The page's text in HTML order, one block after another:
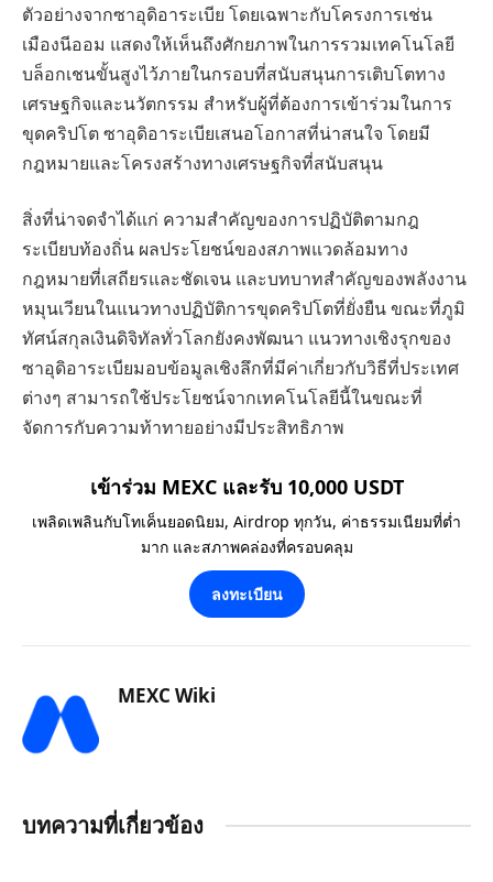
ตัวอย่างจากซาอุดิอาระเบีย โดยเฉพาะกับโครงการเช่น
เมืองนีออม แสดงให้เห็นถึงศักยภาพในการรวมเทคโนโลยี
บล็อกเชนขั้นสูงไว้ภายในกรอบที่สนับสนุนการเติบโตทาง
เศรษฐกิจและนวัตกรรม สำหรับผู้ที่ต้องการเข้าร่วมในการ
ขุดคริปโต ซาอุดิอาระเบียเสนอโอกาสที่น่าสนใจ โดยมี
กฎหมายและโครงสร้างทางเศรษฐกิจที่สนับสนุน
สิ่งที่น่าจดจำได้แก่ ความสำคัญของการปฏิบัติตามกฎ
ระเบียบท้องถิ่น ผลประโยชน์ของสภาพแวดล้อมทาง
กฎหมายที่เสถียรและชัดเจน และบทบาทสำคัญของพลังงาน
หมุนเวียนในแนวทางปฏิบัติการขุดคริปโตที่ยั่งยืน ขณะที่ภูมิ
ทัศน์สกุลเงินดิจิทัลทั่วโลกยังคงพัฒนา แนวทางเชิงรุกของ
ซาอุดิอาระเบียมอบข้อมูลเชิงลึกที่มีค่าเกี่ยวกับวิธีที่ประเทศ
ต่างๆ สามารถใช้ประโยชน์จากเทคโนโลยีนี้ในขณะที่
จัดการกับความท้าทายอย่างมีประสิทธิภาพ
เข้าร่วม MEXC และรับ 10,000 USDT
เพลิดเพลินกับโทเค็นยอดนิยม, Airdrop ทุกวัน, ค่าธรรมเนียมที่ต่ำ
มาก และสภาพคล่องที่ครอบคลุม
ลงทะเบียน
MEXC Wiki
บทความที่เกี่ยวข้อง